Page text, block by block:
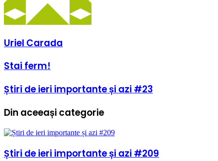
Uriel Carada
Stai
ferm!
Stai ferm!
Știri
de
importante
azi
#23
Știri de ieri importante și azi #23
Din aceeași categorie
Știri de ieri importante și azi #209